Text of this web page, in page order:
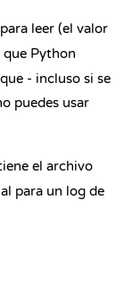
leer (el valor
Python
- incluso si se
puedes usar
el archivo
para un log de